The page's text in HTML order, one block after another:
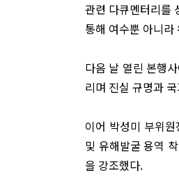
관련 다큐멘터리를
통해 여수뿐 아니
다음 날 열린 본행
리며 진실 규명과
이어 박성미 부위
및 유해발굴 용역
을 강조했다.